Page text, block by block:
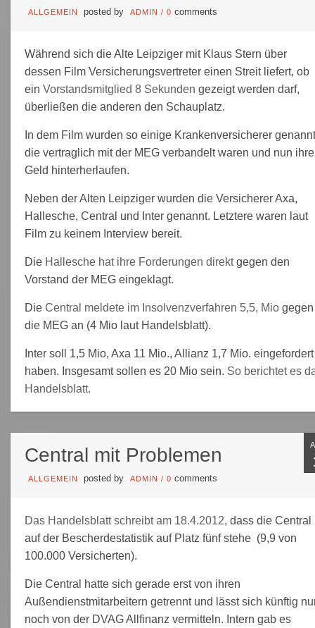
ALLGEMEIN posted by ADMIN / 0 comments
Während sich die Alte Leipziger mit Klaus Stern über
dessen Film Versicherungsvertreter einen Streit liefert, ob
ein Vorstandsmitglied 8 Sekunden gezeigt werden darf,
überließen die anderen den Schauplatz.
In dem Film wurden so einige Krankenversicherer
die vertraglich mit der MEG verbandelt waren und nun
Geld hinterherlaufen.
Neben der Alten Leipziger wurden die Versicherer Axa,
Hallesche, Central und Inter genannt. Letztere waren laut
Film zu keinem Interview bereit.
Die Hallesche hat ihre Forderungen direktgegen den
Vorstand der MEG eingeklagt.
Die Central meldete im Insolvenzverfahren 5,5, Miogegen
die MEG an (4 Mio laut Handelsblatt).
Inter soll 1,5 Mio, Axa 11 Mio., Allianz 1,7 Mio. eingefordert
haben. Insgesamt sollen es 20 Mio sein. So berichtet es
Handelsblatt.
Central mit Problemen
ALLGEMEIN posted by ADMIN / 0 comments
Das Handelsblatt schreibt am 18.4.2012, dass die Central
auf der Bescherdestatistik auf Platz fünf stehe (9,9 von
100.000 Versicherten).
Die Central hatte sich gerade erst von ihren
Außendienstmitarbeitern getrennt und lässt sich künftig
noch von der DVAG Allfinanz vermitteln. Intern gab es